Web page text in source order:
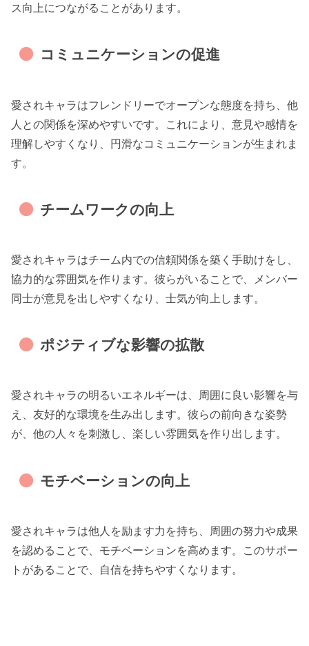
ス向上につながることがあります。
コミュニケーションの促進
愛されキャラはフレンドリーでオープンな態度を持ち、他
人との関係を深めやすいです。これにより、意見や感情を
理解しやすくなり、円滑なコミュニケーションが生まれま
す。
チームワークの向上
愛されキャラはチーム内での信頼関係を築く手助けをし、
協力的な雰囲気を作ります。彼らがいることで、メンバー
同士が意見を出しやすくなり、士気が向上します。
ポジティブな影響の拡散
愛されキャラの明るいエネルギーは、周囲に良い影響を与
え、友好的な環境を生み出します。彼らの前向きな姿勢
が、他の人々を刺激し、楽しい雰囲気を作り出します。
モチベーションの向上
愛されキャラは他人を励ます力を持ち、周囲の努力や成果
を認めることで、モチベーションを高めます。このサポー
トがあることで、自信を持ちやすくなります。